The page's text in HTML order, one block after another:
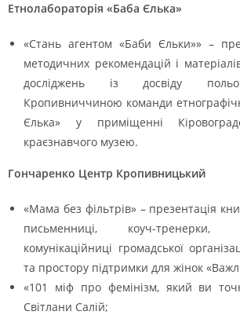
Етнолабораторія «Баба Єлька»
«Стань агентом «Баби Єльки»» –
методичних рекомендацій і
досліджень із досвіду
Кропивниччиною команди
Єлька» у приміщенні
краєзнавчого музею.
Гончаренко Центр Кропивницький
«Мама без фільтрів» – презентація
письменниці, коуч-тренерки,
комунікаційниці громадської
та простору підтримки для жінок
«101 міф про фемінізм, який ви
Світлани Салій;